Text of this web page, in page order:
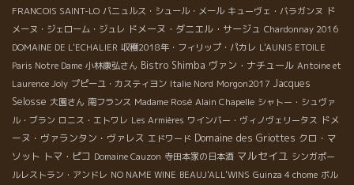
FRANCOIS SAINT-LO バニュルス・シュール・メール キューヴェ・バラガンヌ ド
メーヌ・ジェローム・ジュレ ドメーヌ・ダニエル・サージュ Chardonnay 2016
DOMAINE DE L'ECHALIER 収穫2018年・フィリップ・パカレ L'AUNIS ETOILE
Paris Notre Dame 小林康弘さん Bistro Shimba ヴァン・ナチュール Antoine et
Laurence Joly プピーユ・カスティヨン Italie Nord Morgon2017 Jacques
Selosse 大園さん 南フランス Madame Rosé Alain Chapelle シャトー・シュヴァ
ル・ブラン ロニス・エトワレ Les Armières ワインバー・ヴィノヴェリータス ドメ
ーヌ・ヴァランタン・ヴァレス エドワード Domaine des Griottes クロ・マ
ソット トマ・ピコ Domaine Cauzon 寺田本家の日本酒 マルセイユ シンガポー
ルレストラン・アンドレ NO NAME WINE BEAUJ'ALL'WINS Guinza 4 chome ボル